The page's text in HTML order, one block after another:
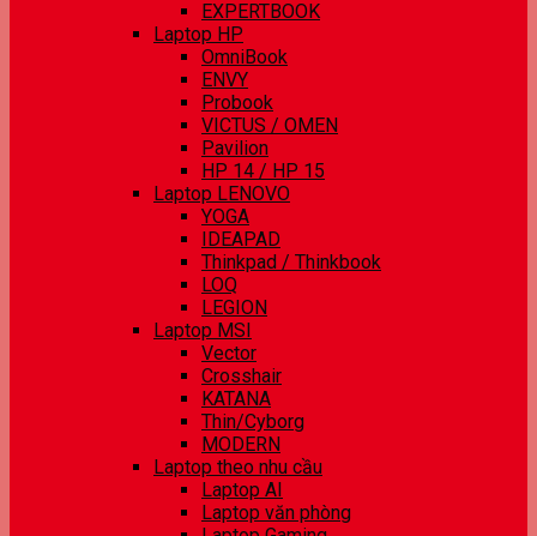
EXPERTBOOK
Laptop HP
OmniBook
ENVY
Probook
VICTUS / OMEN
Pavilion
HP 14 / HP 15
Laptop LENOVO
YOGA
IDEAPAD
Thinkpad / Thinkbook
LOQ
LEGION
Laptop MSI
Vector
Crosshair
KATANA
Thin/Cyborg
MODERN
Laptop theo nhu cầu
Laptop AI
Laptop văn phòng